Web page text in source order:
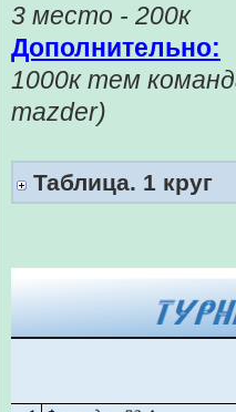
3 место - 200к
Дополнительно:
1000к тем
mazder)
Таблица. 1 круг